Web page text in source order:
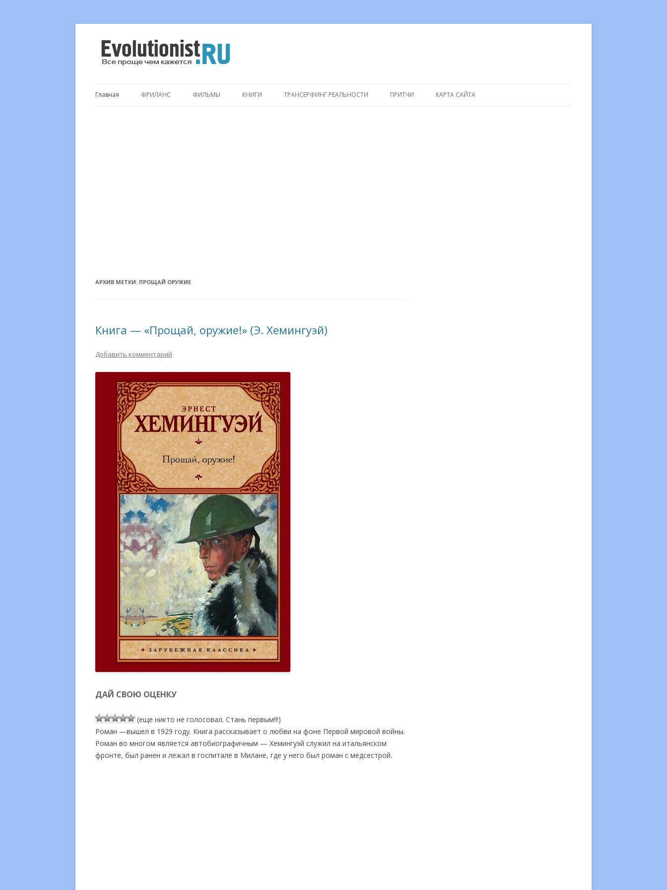
Evolutionist.ru
Все проще чем кажется…
к
Главная ФРИЛАНС ФИЛЬМЫ КНИГИ ТРАНСЕРФИНГ РЕАЛЬНОСТИ ПРИТЧИ КАРТА САЙТА
АРХИВ МЕТКИ: ПРОЩАЙ ОРУЖИЕ
Книга — «Прощай, оружие!» (Э. Хемингуэй)
Добавить комментарий
ДАЙ СВОЮ ОЦЕНКУ
(еще никто не голосовал. Стань первым!!!)
Роман —вышел в 1929 году. Книга рассказывает о любви на фоне Первой мировой войны.
Роман во многом является автобиографичным — Хемингуэй служил на итальянском
фронте, был ранен и лежал в госпитале в Милане, где у него был роман с медсестрой.